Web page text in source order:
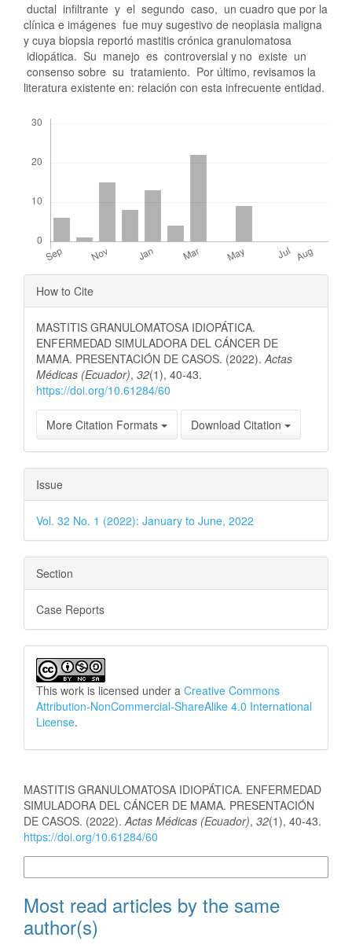
ductal infiltrante y el segundo caso, un cuadro que por la
clínica e imágenes fue muy sugestivo de neoplasia maligna
y cuya biopsia reportó mastitis crónica granulomatosa
idiopática. Su manejo es controversial y no existe un
consenso sobre su tratamiento. Por último, revisamos la
literatura existente en: relación con esta infrecuente entidad.
Article
Details
How to Cite
MASTITIS GRANULOMATOSA IDIOPÁTICA.
ENFERMEDAD SIMULADORA DEL CÁNCER DE
MAMA. PRESENTACIÓN DE CASOS. (2022). Actas
Médicas (Ecuador), 32(1), 40-43.
https://doi.org/10.61284/60
More Citation Formats Download Citation
Issue
Vol. 32 No. 1 (2022): January to June, 2022
Section
Case Reports
This work is licensed under a Creative Commons
Attribution-NonCommercial-ShareAlike 4.0 International
License.
MASTITIS GRANULOMATOSA IDIOPÁTICA. ENFERMEDAD
SIMULADORA DEL CÁNCER DE MAMA. PRESENTACIÓN
DE CASOS. (2022). Actas Médicas (Ecuador), 32(1), 40-43.
https://doi.org/10.61284/60
Most read articles by the same
author(s)